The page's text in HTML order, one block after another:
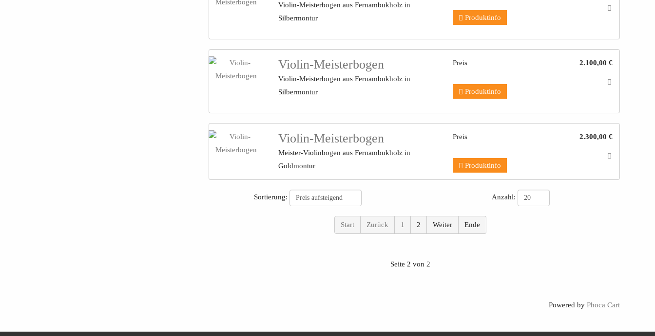
Violin-Meisterbogen aus Fernambukholz in
Silbermontur
Produktinfo
Violin-Meisterbogen
Violin-Meisterbogen aus Fernambukholz in
Silbermontur
Preis 2.100,00 €
Produktinfo
Violin-Meisterbogen
Meister-Violinbogen aus Fernambukholz in
Goldmontur
Preis 2.300,00 €
Produktinfo
Sortierung: Preis aufsteigend Anzahl: 20
Start Zurück 1 2 Weiter Ende
Seite 2 von 2
Powered by Phoca Cart